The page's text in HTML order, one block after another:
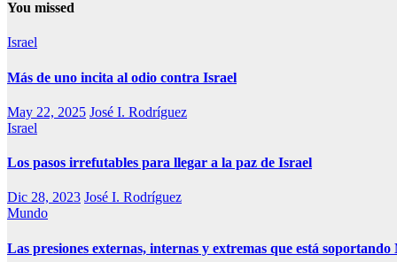
You missed
Israel
Más de uno incita al odio contra Israel
May 22, 2025 José I. Rodríguez
Israel
Los pasos irrefutables para llegar a la paz de Israel
Dic 28, 2023 José I. Rodríguez
Mundo
Las presiones externas, internas y extremas que está soportando